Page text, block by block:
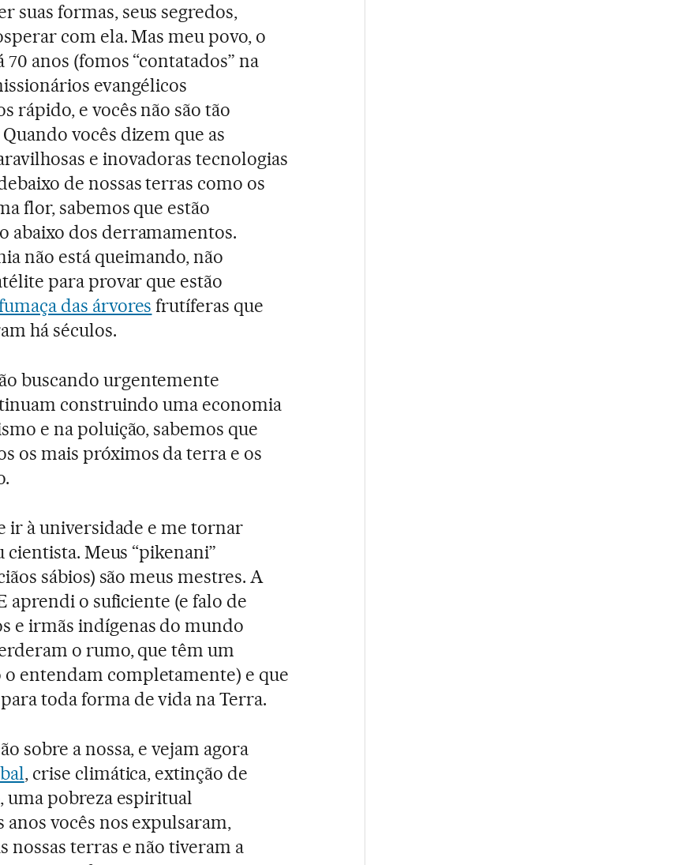
suas formas, seus segredos,
com ela. Mas meu povo, o
anos (fomos “contatados” na
evangélicos
rápido, e vocês não são tão
vocês dizem que as
e inovadoras tecnologias
de nossas terras como os
flor, sabemos que estão
dos derramamentos.
não está queimando, não
para provar que estão
das árvores frutíferas que
há séculos.
buscando urgentemente
construindo uma economia
e na poluição, sabemos que
os mais próximos da terra e os
ir à universidade e me tornar
Meus “pikenani”
sábios) são meus mestres. A
aprendi o suficiente (e falo de
e irmãs indígenas do mundo
o rumo, que têm um
entendam completamente) e que
toda forma de vida na Terra.
sobre a nossa, e vejam agora
, crise climática, extinção de
uma pobreza espiritual
vocês nos expulsaram,
nossas terras e não tiveram a